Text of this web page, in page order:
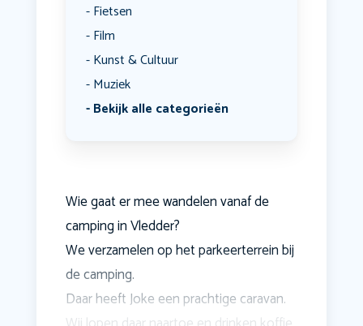
Fietsen
Film
Kunst & Cultuur
Muziek
Bekijk alle categorieën
Wie gaat er mee wandelen vanaf de
camping in Vledder?
We verzamelen op het parkeerterrein bij
de camping.
Daar heeft Joke een prachtige caravan.